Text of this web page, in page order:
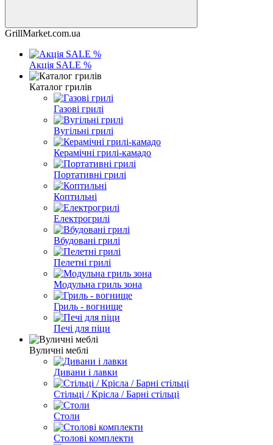
GrillMarket.com.ua
Акція SALE %
Каталог грилів
Газові грилі
Вугільні грилі
Керамічні грилі-камадо
Портативні грилі
Коптильні
Електрогрилі
Вбудовані грилі
Пелетні грилі
Модульна гриль зона
Гриль - вогнище
Печі для піци
Вуличні меблі
Дивани і лавки
Стільці / Крісла / Барні стільці
Столи
Столові комплекти